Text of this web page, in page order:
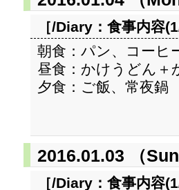
［/Diary： 食事内容
朝食：パン、コーヒ
昼食：かけうどん＋
夕食：ご飯、常夜鍋
2016.01.03 （Sun
［/Diary： 食事内容